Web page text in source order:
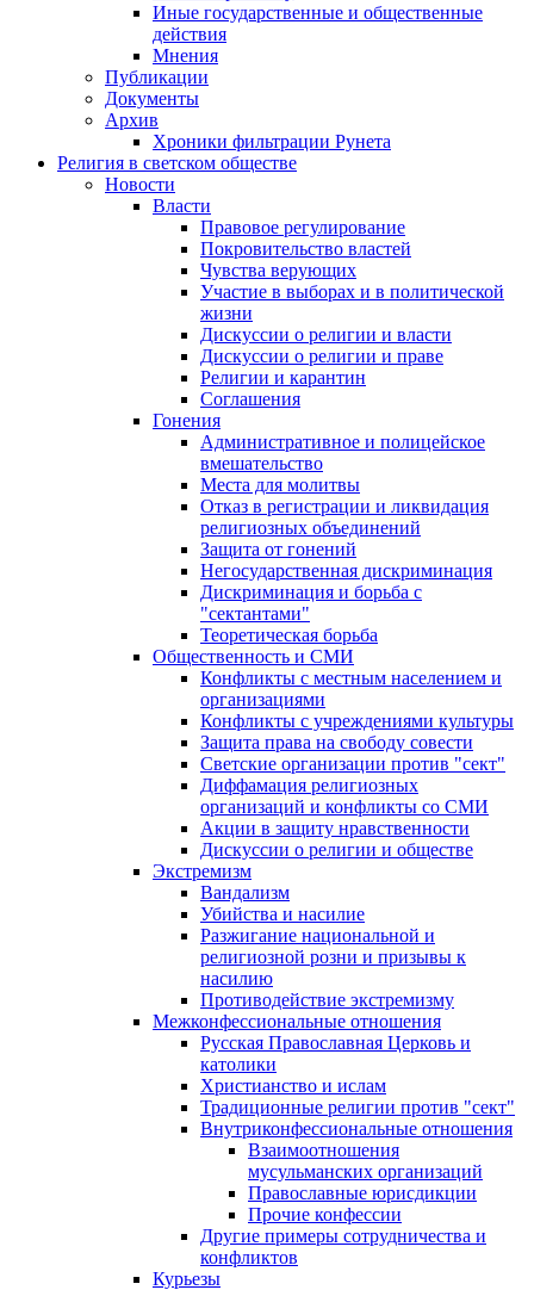
Иные государственные и общественные
действия
Мнения
Публикации
Документы
Архив
Хроники фильтрации Рунета
Религия в светском обществе
Новости
Власти
Правовое регулирование
Покровительство властей
Чувства верующих
Участие в выборах и в политической
жизни
Дискуссии о религии и власти
Дискуссии о религии и праве
Религии и карантин
Соглашения
Гонения
Административное и полицейское
вмешательство
Места для молитвы
Отказ в регистрации и ликвидация
религиозных объединений
Защита от гонений
Негосударственная дискриминация
Дискриминация и борьба с
"сектантами"
Теоретическая борьба
Общественность и СМИ
Конфликты с местным населением и
организациями
Конфликты с учреждениями культуры
Защита права на свободу совести
Светские организации против "сект"
Диффамация религиозных
организаций и конфликты со СМИ
Акции в защиту нравственности
Дискуссии о религии и обществе
Экстремизм
Вандализм
Убийства и насилие
Разжигание национальной и
религиозной розни и призывы к
насилию
Противодействие экстремизму
Межконфессиональные отношения
Русская Православная Церковь и
католики
Христианство и ислам
Традиционные религии против "сект"
Внутриконфессиональные отношения
Взаимоотношения
мусульманских организаций
Православные юрисдикции
Прочие конфессии
Другие примеры сотрудничества и
конфликтов
Курьезы